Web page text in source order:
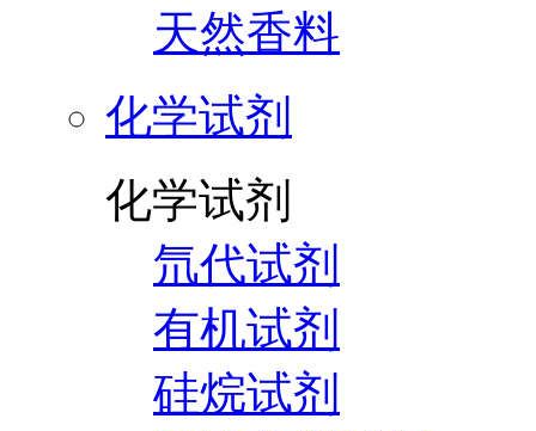
天然香料
化学试剂
化学试剂
氘代试剂
有机试剂
硅烷试剂